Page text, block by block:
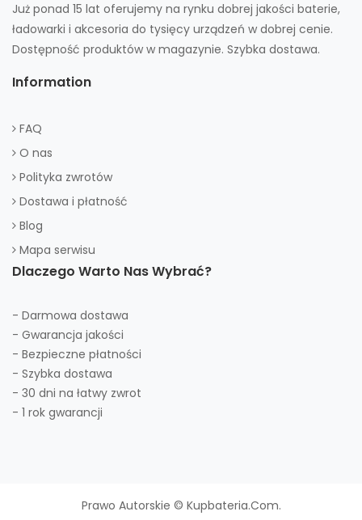
Już ponad 15 lat oferujemy na rynku dobrej jakości baterie,
ładowarki i akcesoria do tysięcy urządzeń w dobrej cenie.
Dostępność produktów w magazynie. Szybka dostawa.
Information
FAQ
O nas
Polityka zwrotów
Dostawa i płatność
Blog
Mapa serwisu
Dlaczego Warto Nas Wybrać?
- Darmowa dostawa
- Gwarancja jakości
- Bezpieczne płatności
- Szybka dostawa
- 30 dni na łatwy zwrot
- 1 rok gwarancji
Prawo Autorskie © Kupbateria.com.